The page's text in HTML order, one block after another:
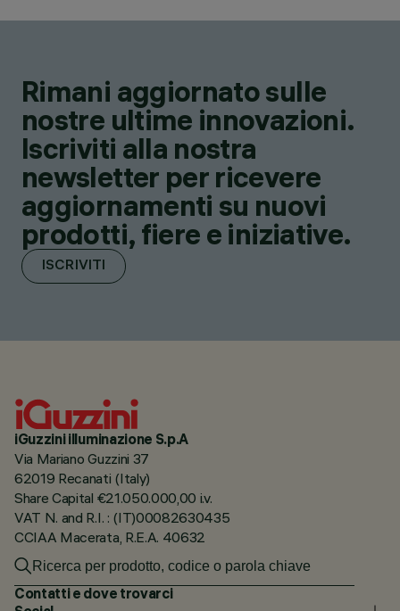
Rimani aggiornato sulle
nostre ultime innovazioni.
Iscriviti alla nostra
newsletter per ricevere
aggiornamenti su nuovi
prodotti, fiere e iniziative.
ISCRIVITI
iGuzzini illuminazione S.p.A
Via Mariano Guzzini 37
62019 Recanati (Italy)
Share Capital €21.050.000,00 i.v.
VAT N. and R.I. : (IT)00082630435
CCIAA Macerata, R.E.A. 40632
Contatti e dove trovarci